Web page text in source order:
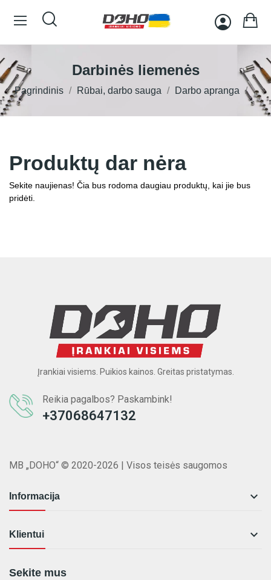
Darbinės liemenės
Pagrindinis Rūbai, darbo sauga Darbo apranga
Produktų dar nėra
Sekite naujienas! Čia bus rodoma daugiau produktų, kai jie bus
pridėti.
Įrankiai visiems. Puikios kainos. Greitas pristatymas.
Reikia pagalbos? Paskambink!
+37068647132
MB „DOHO“ © 2020-2026 | Visos teisės saugomos
Informacija 
Klientui 
Sekite mus